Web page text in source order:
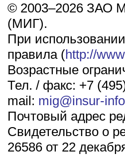
© 2003–2026 ЗАО
(МИГ).
При
правила (http://
Возрастные
Тел. / факс: +7
mail: mig@insur-
Почтовый адрес
Свидетельство о
26586 от 22